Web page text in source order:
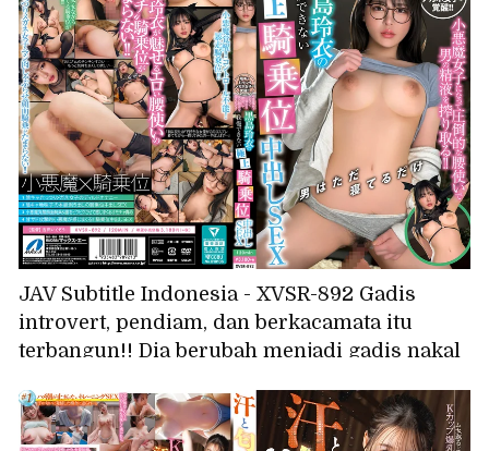
Nanami Misaki
JAV Subtitle Indonesia - XVSR-892 Gadis
introvert, pendiam, dan berkacamata itu
terbangun!! Dia berubah menjadi gadis nakal
dari para pria dengan gerakan pinggulnya
yang luar biasa!! Seks cumshot posisi